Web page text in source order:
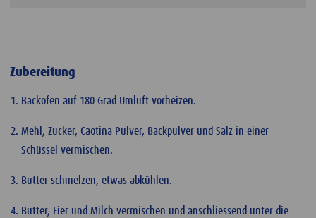
Zubereitung
Backofen auf 180 Grad Umluft vorheizen.
Mehl, Zucker, Caotina Pulver, Backpulver und Salz in einer
Schüssel vermischen.
Butter schmelzen, etwas abkühlen.
Butter, Eier und Milch vermischen und anschliessend unter die